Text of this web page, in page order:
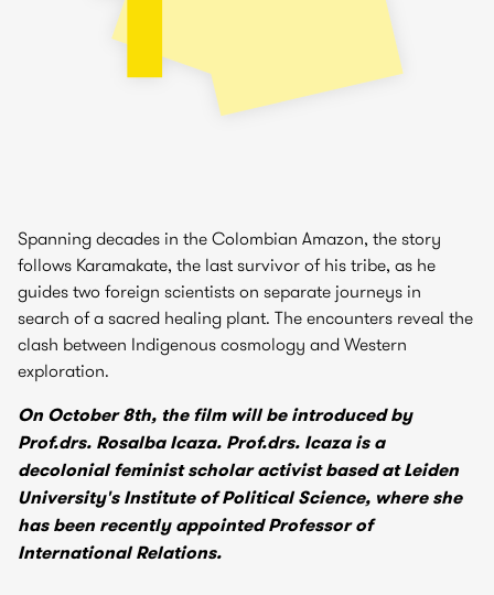
Spanning decades in the Colombian Amazon, the story
follows Karamakate, the last survivor of his tribe, as he
guides two foreign scientists on separate journeys in
search of a sacred healing plant. The encounters reveal the
clash between Indigenous cosmology and Western
exploration.
On October 8th, the film will be introduced by
Prof.drs. Rosalba Icaza. Prof.drs. Icaza is a
decolonial feminist scholar activist based at Leiden
University's Institute of Political Science, where she
has been recently appointed Professor of
International Relations.